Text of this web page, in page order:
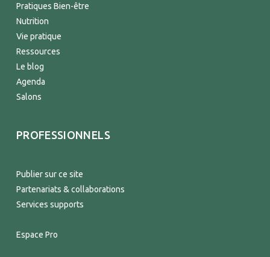
Pratiques Bien-être
Nutrition
Vie pratique
Ressources
Le blog
Agenda
Salons
PROFESSIONNELS
Publier sur ce site
Partenariats & collaborations
Services supports
Espace Pro